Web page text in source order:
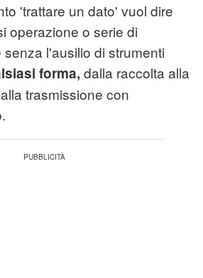
'trattare un dato' vuol dire
operazione o serie di
l'ausilio di strumenti
forma, dalla raccolta alla
trasmissione con